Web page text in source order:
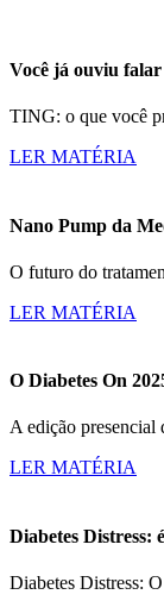
Você já ouviu
TING: o que você
LER MATÉRIA
Nano Pump da
O futuro do
LER MATÉRIA
O Diabetes On
A edição presencial
LER MATÉRIA
Diabetes Distress:
Diabetes Distress: